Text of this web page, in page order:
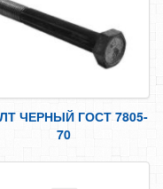
ЧЕРНЫЙ ГОСТ 7805-
70